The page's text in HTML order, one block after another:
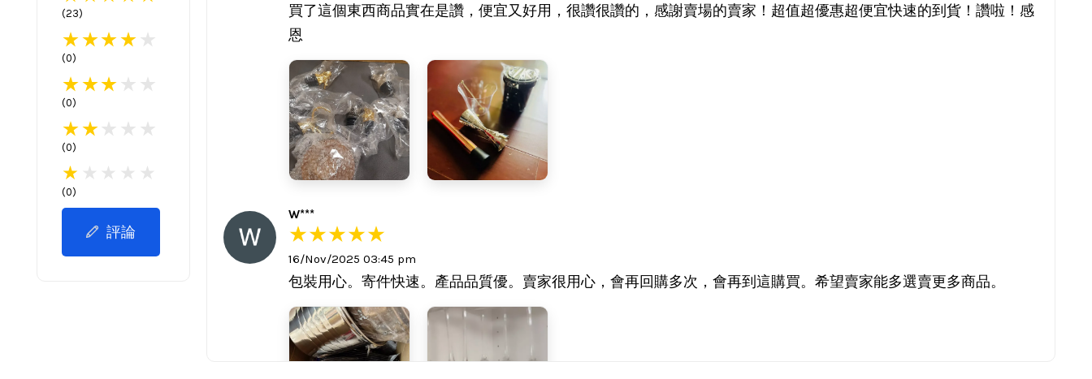
(23)
(0)
(0)
(0)
(0)
評論
買了這個東西商品實在是讚，便宜又好用，很讚很讚的，感謝賣場的賣家！超值超優惠超便宜快速的到貨！讚啦！感
恩
W***
16/Nov/2025 03:45 pm
包裝用心。寄件快速。產品品質優。賣家很用心，會再回購多次，會再到這購買。希望賣家能多選賣更多商品。